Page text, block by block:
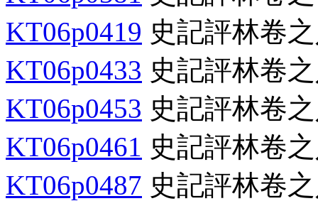
KT06p0419 史記評林卷
KT06p0433 史記評林卷
KT06p0453 史記評林卷
KT06p0461 史記評林卷
KT06p0487 史記評林卷